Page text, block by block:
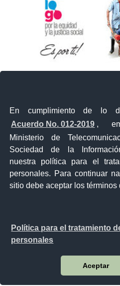
En cumplimiento de lo
Acuerdo No. 012-2019 ,
Ministerio de
Sociedad de la
nuestra política para el
personales. Para continuar
sitio debe aceptar los términos
Política para el tratamiento
personales
Aceptar
Ventanilla
Ventanilla Única de
Gobierno
Malecón y
Guayaquil -